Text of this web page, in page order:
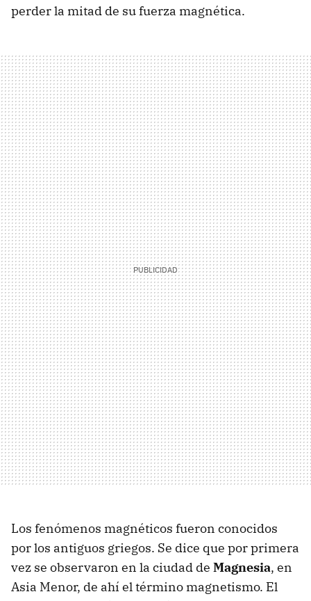
perder la mitad de su fuerza magnética.
Los fenómenos magnéticos fueron conocidos
por los antiguos griegos. Se dice que por primera
vez se observaron en la ciudad de Magnesia, en
Asia Menor, de ahí el término magnetismo. El